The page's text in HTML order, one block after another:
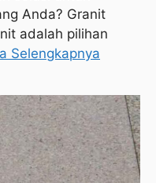
Anda? Granit
adalah pilihan
Selengkapnya